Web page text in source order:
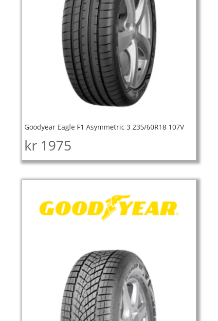
Goodyear Eagle F1 Asymmetric 3 235/60R18 107V
kr 1975